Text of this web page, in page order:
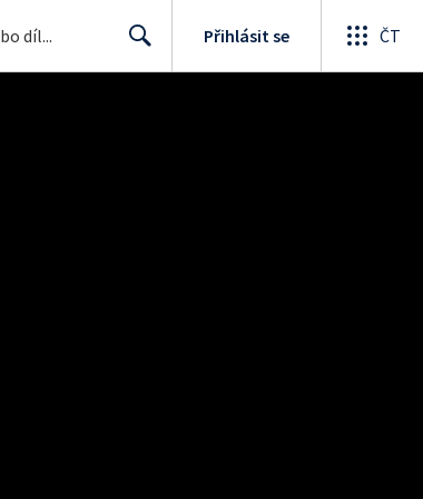
Přihlásit se ČT